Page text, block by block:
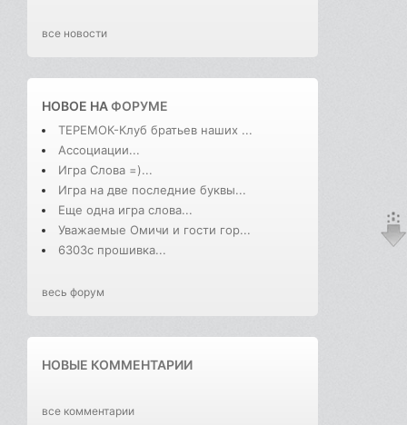
все новости
НОВОЕ НАФОРУМЕ
ТЕРЕМОК-Клуб братьев наших ...
Ассоциации...
Игра Слова =)...
Игра на две последние буквы...
Еще одна игра слова...
Уважаемые Омичи и гости гор...
6303с прошивка...
весь форум
НОВЫЕ КОММЕНТАРИИ
все комментарии